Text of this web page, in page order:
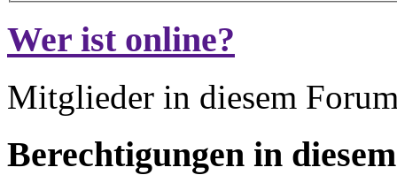
Wer ist online?
Mitglieder in diesem
Berechtigungen in